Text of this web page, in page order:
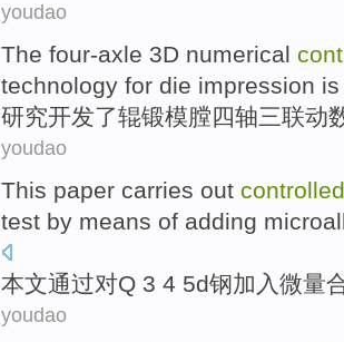
youdao
The four-axle 3D numerical
technology for die impression
研究开发了辊锻模膛四轴三联动
youdao
This paper carries out controlled
test by means of adding
本文通过对Q 3 4 5d钢加入微量
youdao